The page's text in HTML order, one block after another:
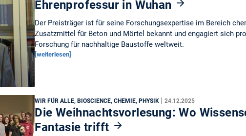
Ehrenprofessur in Wuhan
Der Preisträger ist für seine Forschungsexpertise im Bereich
Zusatzmittel für Beton und Mörtel bekannt und engagiert sich
Forschung für nachhaltige Baustoffe weltweit.
[weiterlesen]
WIR FÜR ALLE, BIOSCIENCE, CHEMIE, PHYSIK |24.12.2025
Die Weihnachtsvorlesung: Wo
Fantasie trifft